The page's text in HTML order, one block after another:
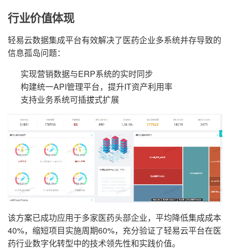
行业价值体现
轻易云数据集成平台有效解决了医药企业多系统并存导致的
信息孤岛问题：
实现营销数据与ERP系统的实时同步
构建统一API管理平台，提升IT资产利用率
支持业务系统可插拔式扩展
该方案已成功应用于多家医药头部企业，平均降低集成成本
40%，缩短项目实施周期60%，充分验证了轻易云平台在医
药行业数字化转型中的技术领先性和实践价值。